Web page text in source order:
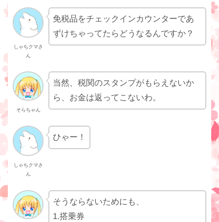
しゃちクマさ
ん
免税品をチェックインカウンターであ
ずけちゃってたらどうなるんですか？
そらちゃん
当然、税関のスタンプがもらえないか
ら、お金は返ってこないわ。
しゃちクマさ
ん
ひゃー！
そうならないためにも、
1.搭乗券